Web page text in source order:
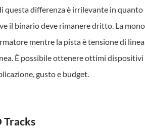
questa differenza è irrilevante in
il binario deve rimanere dritto. La
mentre la pista è tensione di
È possibile ottenere ottimi
gusto e budget.
Tracks